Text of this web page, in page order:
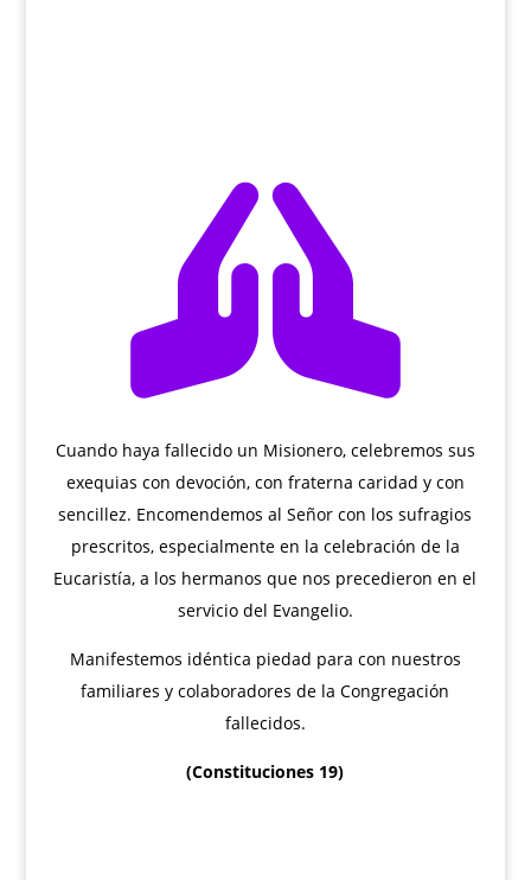

Cuando haya fallecido un Misionero, celebremos sus
exequias con devoción, con fraterna caridad y con
sencillez. Encomendemos al Señor con los sufragios
prescritos, especialmente en la celebración de la
Eucaristía, a los hermanos que nos precedieron en el
servicio del Evangelio.
Manifestemos idéntica piedad para con nuestros
familiares y colaboradores de la Congregación
fallecidos.
(Constituciones 19)